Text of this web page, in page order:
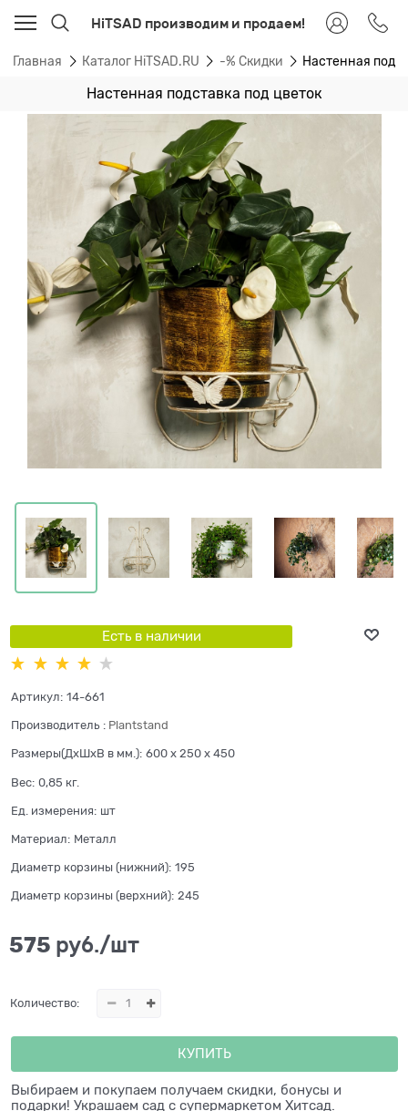
HiTSAD производим и продаем!
Главная Каталог HiTSAD.RU -% Скидки Настенная
Настенная подставка под цветок
Есть в наличии
Артикул: 14-661
Производитель : Plantstand
Размеры(ДхШхВ в мм.): 600 x 250 x 450
Вес: 0,85 кг.
Ед. измерения: шт
Материал: Металл
Диаметр корзины (нижний): 195
Диаметр корзины (верхний): 245
575 руб./шт
Количество:
КУПИТЬ
Выбираем и покупаем получаем скидки, бонусы и
подарки! Украшаем сад с супермаркетом Хитсад.